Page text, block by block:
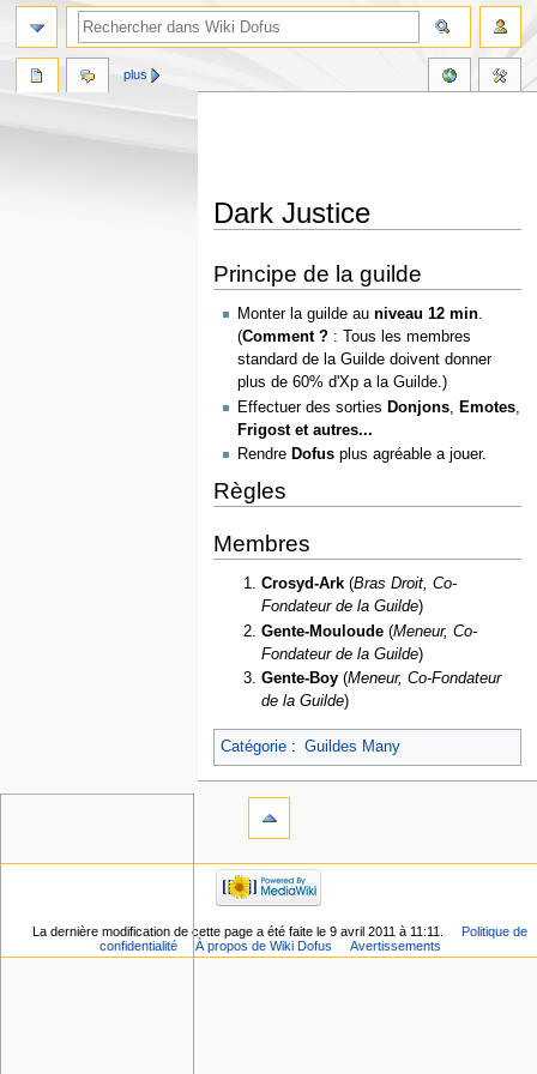
Dark Justice
à
navigation
à
recherche
Principe de la guilde
Monter la guilde auniveau 12 min.
(Comment ? : Tous les membres
standard de la Guilde doivent donner
plus de 60% d'Xp a la Guilde.)
Effectuer des sorties Donjons Emotes
Frigost et autres...
Rendre Dofus plus agréable a jouer.
Règles
Membres
Crosyd-Ark (Bras Droit, Co-
Fondateur de la Guilde)
Gente-Mouloude (Meneur, Co-
Fondateur de la Guilde)
Gente-Boy (Meneur, Co-Fondateur
de la Guilde)
Catégorie: Guildes Many
plus
La dernière modification de cette page a été faite le 9 avril 2011 à 11:11.
Politique de
confidentialité
À propos de Wiki Dofus Avertissements